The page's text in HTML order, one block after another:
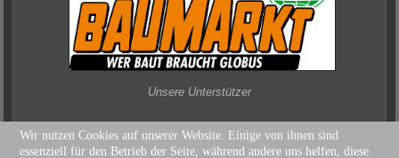
Unsere Unterstützer
Wir nutzen Cookies auf unserer Website. Einige von ihnen sind
essenziell für den Betrieb der Seite, während andere uns helfen, diese